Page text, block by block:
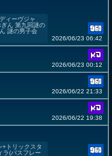
ィーヴジャ
ん 第九回謎の
謎の男子会
2026/06/23 06:42
2026/06/23 00:12
2026/06/22 21:33
2026/06/22 19:38
トリックスタ
ラ(パスフレー